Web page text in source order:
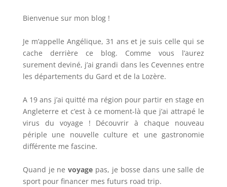
Bienvenue sur mon blog !
Je m’appelle Angélique, 31 ans et je suis celle qui se
cache derrière ce blog. Comme vous l’aurez
surement deviné, j’ai grandi dans les Cevennes entre
les départements du Gard et de la Lozère.
A 19 ans j’ai quitté ma région pour partir en stage en
Angleterre et c’est à ce moment-là que j’ai attrapé le
virus du voyage ! Découvrir à chaque nouveau
périple une nouvelle culture et une gastronomie
différente me fascine.
Quand je nevoyage pas, je bosse dans une salle de
sport pour financer mes futurs road trip.